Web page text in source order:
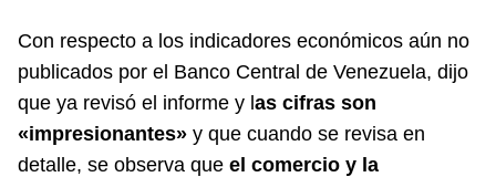
Con respecto a los indicadores económicos aún no
publicados por el Banco Central de Venezuela, dijo
que ya revisó el informe y las cifras son
«impresionantes» y que cuando se revisa en
detalle, se observa que el comercio y la